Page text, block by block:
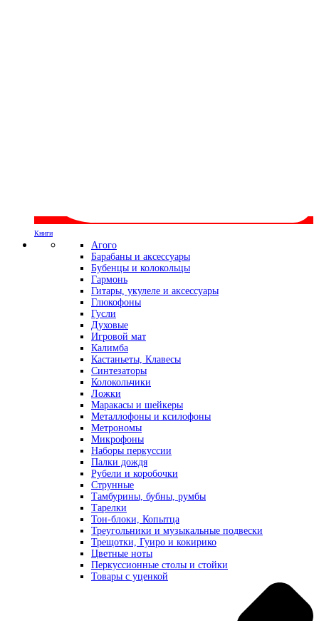
Книги
Агого
Барабаны и аксессуары
Бубенцы и колокольцы
Гармонь
Гитары, укулеле и аксессуары
Глюкофоны
Гусли
Духовые
Игровой мат
Калимба
Кастаньеты, Клавесы
Синтезаторы
Колокольчики
Ложки
Маракасы и шейкеры
Металлофоны и ксилофоны
Метрономы
Микрофоны
Наборы перкуссии
Палки дождя
Рубели и коробочки
Струнные
Тамбурины, бубны, румбы
Тарелки
Тон-блоки, Копытца
Треугольники и музыкальные подвески
Трещотки, Гуиро и кокирико
Цветные ноты
Перкуссионные столы и стойки
Товары с уценкой